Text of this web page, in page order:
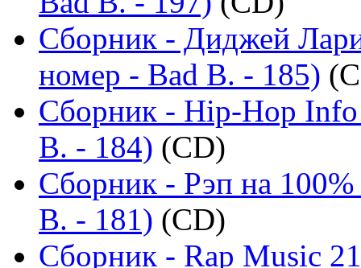
Сборник - Диджей
номер - Bad B. - 185)
Сборник - Hip-Hop
B. - 184) (CD)
Сборник - Рэп на
B. - 181) (CD)
Сборник - Rap Music